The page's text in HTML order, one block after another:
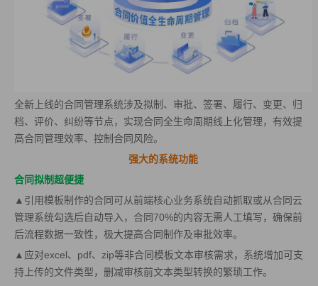
全新上线的合同管理系统涉及拟制、审批、签署、履行、变更、归
档、评价、纠纷等节点，实现合同全生命周期线上化管理，有效提
高合同管理效率、控制合同风险。
强大的系统功能
合同拟制超便捷
▲引用模板制作的合同可从前端核心业务系统自动抓取或从合同云
管理系统勾选后自动导入，合同70%的内容无需人工填写，确保前
后流程数据一致性，极大提高合同制作及审批效率。
▲应对excel、pdf、zip等非合同模板文本审核需求，系统增加可支
持上传的文件类型，删减审核前文本类型转换的繁琐工作。